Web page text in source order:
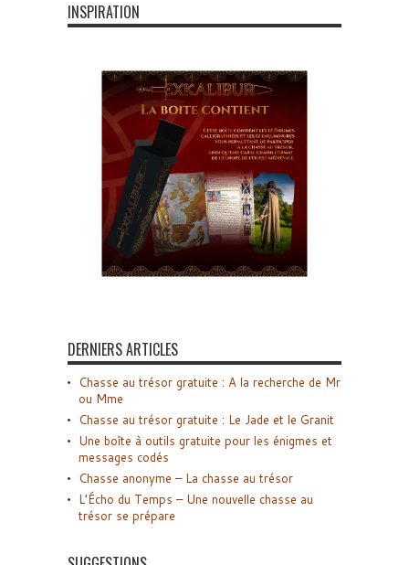
INSPIRATION
DERNIERS ARTICLES
Chasse au trésor gratuite : A la recherche de Mr
ou Mme
Chasse au trésor gratuite : Le Jade et le Granit
Une boîte à outils gratuite pour les énigmes et
messages codés
Chasse anonyme – La chasse au trésor
L’Écho du Temps – Une nouvelle chasse au
trésor se prépare